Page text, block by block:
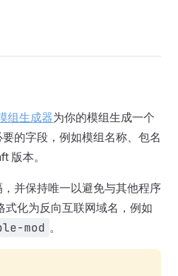
组生成器为你的模组生成一个
的字段，例如模组名称、包名
版本。
并保持唯一以避免与其他程序
式化为反向互联网域名，例如
mod 。